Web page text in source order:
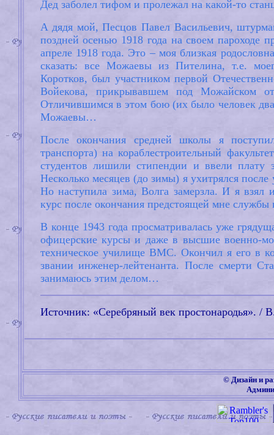
Дед заболел тифом и пролежал на какой-то
А дядя мой, Песцов Павел Васильевич,
поздней осенью 1918 года на своем пароходе
апреле 1918 года. Это – моя близкая
сказать: все Можаевы из Пителина, т.е.
Коротков, был участником первой
Войекова, прикрывавшем под Можайском
Отличившимся в этом бою (их было человек
Можаевы…
После окончания средней школы я
транспорта) на кораблестроительный
студентов лишили стипендии и ввели
Несколько месяцев (до зимы) я ухитрялся
Но наступила зима, Волга замерзла. И я взял
курс после окончания предстоящей мне
В конце 1943 года просматривалась уже
офицерские курсы и даже в высшие военно-
техническое училище ВМС. Окончил я его в
звании инженер-лейтенанта. После смерти
занимаюсь этим делом…
Источник: «Серебряный век простонародья».
© Дизайн и